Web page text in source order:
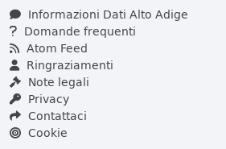
Informazioni Dati Alto Adige
Domande frequenti
Atom Feed
Ringraziamenti
Note legali
Privacy
Contattaci
Cookie